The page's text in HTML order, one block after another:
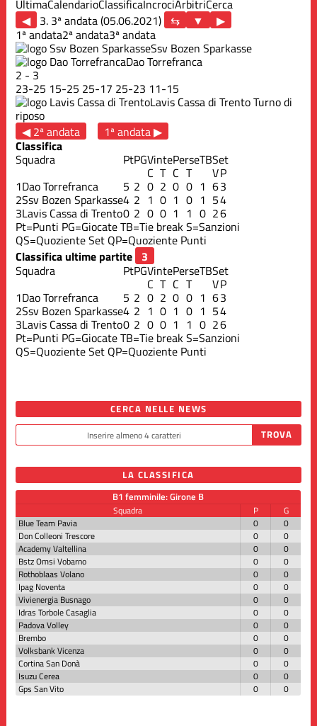
UltimaCalendarioClassificaIncrociArbitriCerca
◀ 3. 3ª andata (05.06.2021)
▶
1ª andata2ª andata3ª andata
Ssv Bozen Sparkasse
Dao Torrefranca
2 - 3
23-25 15-25 25-17 25-23 11-15
Lavis Cassa di TrentoTurno di
riposo
◀ 2ª andata
1ª andata ▶
Classifica
Squadra PtPGVintePerseTBSet
C T C T VP
1Dao Torrefranca 5 2 0 2 0 0 1 63
2Ssv Bozen Sparkasse4 2 1 0 1 0 1 54
3Lavis Cassa di Trento0 2 0 0 1 1 0 26
Pt=Punti PG=GiocateTB=Tie breakS=Sanzioni
QS=Quoziente Set QP=Quoziente Punti
Classifica ultime partite
Squadra
PtPGVintePerseTBSet
C T C T VP
1Dao Torrefranca 5 2 0 2 0 0 1 63
2Ssv Bozen Sparkasse4 2 1 0 1 0 1 54
3Lavis Cassa di Trento0 2 0 0 1 1 0 26
Pt=Punti PG=GiocateTB=Tie breakS=Sanzioni
QS=Quoziente Set QP=Quoziente Punti
CERCA NELLE NEWS
LA CLASSIFICA
B1 femminile: Girone B
Squadra P
G
Blue Team Pavia
0
0
Don Colleoni Trescore
0
0
Academy Valtellina
0
0
Bstz Omsi Vobarno
0
0
Rothoblaas Volano
0
0
Ipag Noventa
0
0
Vivienergia Busnago
0
0
Idras Torbole Casaglia
0
0
Padova Volley
0
0
Brembo
0
0
Volksbank Vicenza
0
0
Cortina San Donà
0
0
Isuzu Cerea
0
0
Gps San Vito
0 0